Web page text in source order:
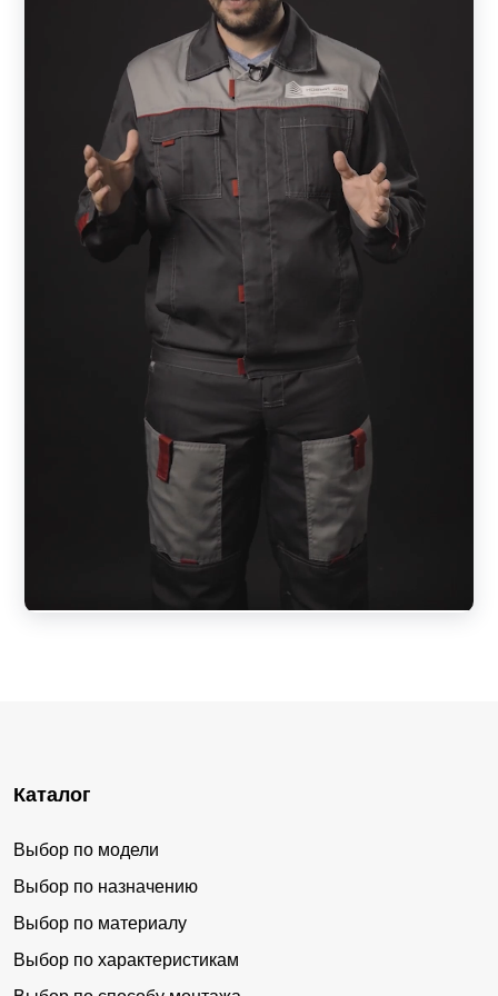
Каталог
Выбор по модели
Выбор по назначению
Выбор по материалу
Выбор по характеристикам